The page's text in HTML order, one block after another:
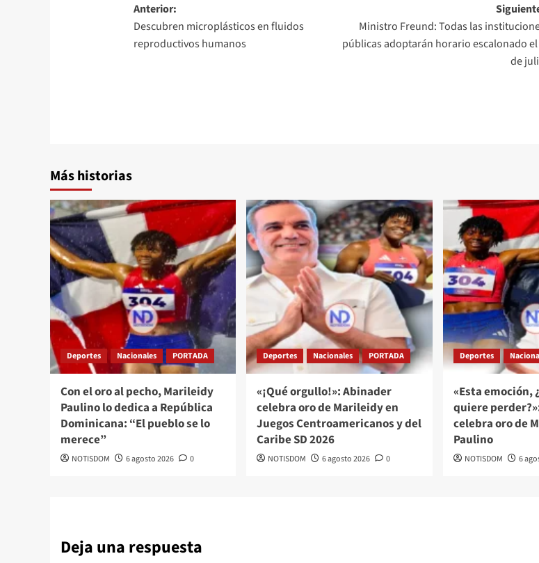
Anterior:
Descubren microplásticos en fluidos
reproductivos humanos
Ministro Freund: Todas las
públicas adoptarán horario escalonado
de
Más historias
Deportes Nacionales PORTADA
Con el oro al pecho, Marileidy
Paulino lo dedica a República
Dominicana: “El pueblo se lo
merece”
NOTISDOM 6 agosto 2026 0
Deportes Nacionales PORTADA
«¡Qué orgullo!»: Abinader
celebra oro de Marileidy en
Juegos Centroamericanos y del
Caribe SD 2026
NOTISDOM 6 agosto 2026 0
Deportes
«Esta emoción,
quiere
celebra oro de
Paulino
NOTISDOM 6
Deja una respuesta